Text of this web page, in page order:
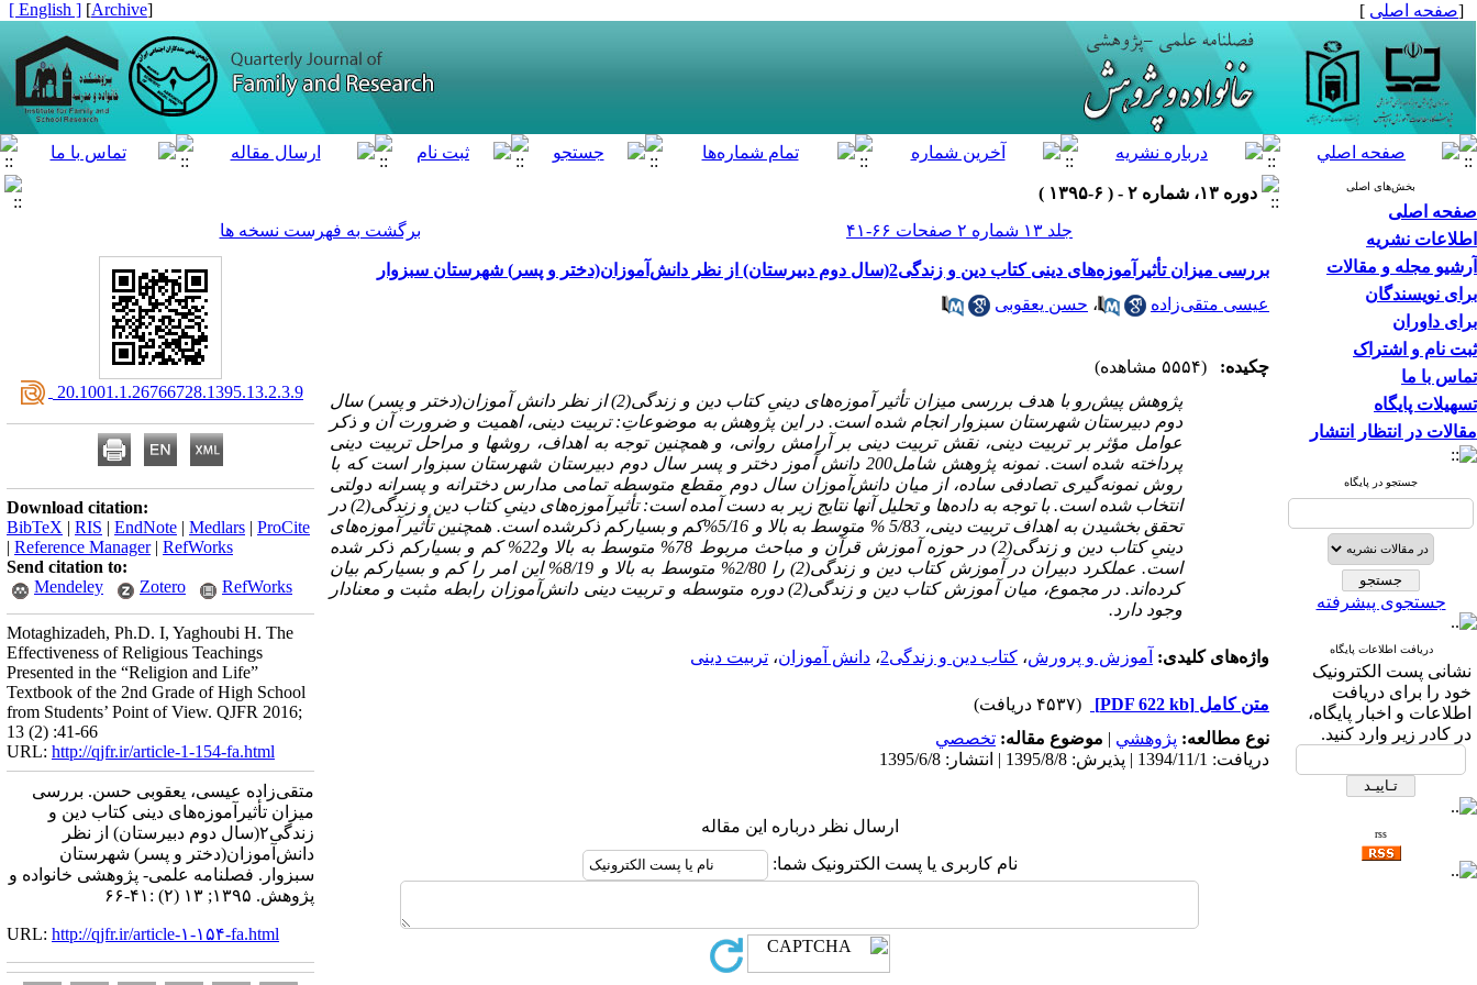
[صفحه اصلی ]
[
Archive
]
[ English ]
بخش‌های اصلی
صفحه اصلی
اطلاعات نشریه
آرشیو مجله و مقالات
برای نویسندگان
برای داوران
ثبت نام و اشتراک
تماس با ما
تسهیلات پایگاه
مقالات در انتظار انتشار
جستجو در پایگاه
جستجوی پیشرفته
دریافت اطلاعات پایگاه
نشانی پست الکترونیک
خود را برای دریافت
اطلاعات و اخبار پایگاه،
در کادر زیر وارد کنید.
rss
دوره ۱۳، شماره ۲ - ( ۶-۱۳۹۵ )
جلد ۱۳ شماره ۲ صفحات ۶۶-۴۱
برگشت به فهرست نسخه ها
بررسی میزان تأثیرآموزه‌های دینی کتاب دین و زندگی2(سال دوم دبیرستان) از نظر دانش‌آموزان(دختر و پسر) شهرستان سبزوار
عیسی متقی‌زاده
، حسن یعقوبی
چکیده:
(۵۵۵۴ مشاهده)
پژوهش پیش‌رو با هدف بررسی میزان تأثیر آموزه‌های دینیِ کتاب دین و زندگی(2) از نظر دانش ­آموزان(دختر و پسر) سال
دوم دبیرستان شهرستان سبزوار انجام شده است. در این پژوهش به موضوعاتِ: تربیت دینی، اهمیت و ضرورت آن و ذکر
عوامل مؤثر بر تربیت دینی، نقش تربیت دینی بر آرامش روانی، و همچنین توجه به اهداف، روشها و مراحل تربیت دینی
پرداخته شده است. نمونه پژوهش شامل200 دانش آموز دختر و پسر سال دوم دبیرستان شهرستان سبزوار است که با
روش نمونه‌گیری تصادفی ساده، از میان دانش‌آموزان سال دوم مقطع متوسطه تمامی مدارس دخترانه و پسرانه دولتی
انتخاب شده است. با توجه به داده‌ها و تحلیل آنها نتایج زیر به دست آمده است: تأثیرآموزه‌های دینیِ کتاب دین و زندگی(2) در
تحقق بخشیدن به اهداف تربیت دینی، 5/83 % متوسط به بالا و 5/16%کم و بسیارکم ذکرشده است. همچنین تأثیر آموزه‌های
دینیِ کتاب دین و زندگی(2) در حوزه آموزش قرآن و مباحث مربوط 78% متوسط به بالا و22% کم و بسیارکم ذکر شده
است. عملکرد دبیران در آموزش کتاب دین و زندگی(2) را 2/80% متوسط به بالا و 8/19% این امر را کم و بسیارکم بیان
کرده‌اند. در مجموع، میان آموزش کتاب دین و زندگی(2) دوره متوسطه و تربیت دینی دانش‌آموزان رابطه مثبت و معنادار
وجود دارد.
واژه‌های کلیدی: آموزش و پرورش، کتاب دین و زندگی2 ، دانش آموزان، تربیت دینی
متن کامل [PDF 622 kb]
(۴۵۳۷ دریافت)
نوع مطالعه: پژوهشي | موضوع مقاله: تخصصي
دریافت: 1394/11/1 | پذیرش: 1395/8/8 | انتشار: 1395/6/8
ارسال نظر درباره این مقاله
نام کاربری یا پست الکترونیک شما:
‎ 20.1001.1.26766728.1395.13.2.3.9
Download citation:
BibTeX | RIS | EndNote | Medlars | ProCite
| Reference Manager| RefWorks
Send citation to:
Mendeley
Zotero RefWorks
Motaghizadeh, Ph.D. I, Yaghoubi H. The
Effectiveness of Religious Teachings
Presented in the “Religion and Life”
Textbook of the 2nd Grade of High School
from Students’ Point of View. QJFR 2016;
13 (2) :41-66
URL: http://qjfr.ir/article-1-154-fa.html
متقی‌زاده عیسی، یعقوبی حسن. بررسی
میزان تأثیرآموزه‌های دینی کتاب دین و
زندگی۲(سال دوم دبیرستان) از نظر
دانش‌آموزان(دختر و پسر) شهرستان
سبزوار. فصلنامه علمی- پژوهشی خانواده و
پژوهش. ۱۳۹۵; ۱۳ (۲) :۴۱-۶۶
URL: http://qjfr.ir/article-۱-۱۵۴-fa.html